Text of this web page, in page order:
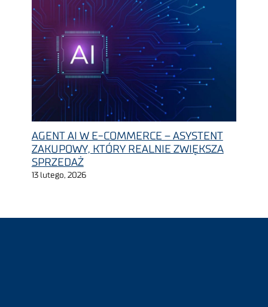
AGENT AI W E-COMMERCE – ASYSTENT
ZAKUPOWY, KTÓRY REALNIE ZWIĘKSZA
SPRZEDAŻ
13 lutego, 2026